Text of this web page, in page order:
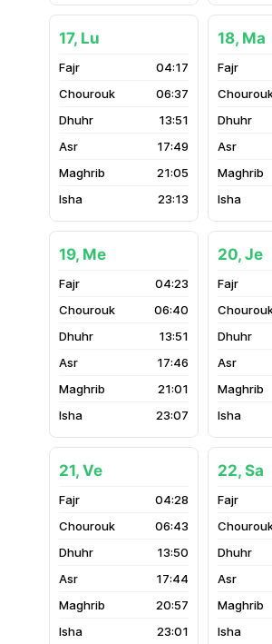
17, Lu
04:17
06:37
13:51
17:49
21:05
23:13
18, Ma
19, Me
04:23
06:40
13:51
17:46
21:01
23:07
20, Je
21, Ve
04:28
06:43
13:50
17:44
20:57
23:01
22, Sa